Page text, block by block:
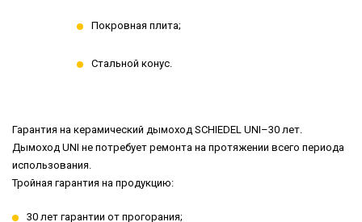
Покровная плита;
Стальной конус.
Гарантия на керамический дымоход SCHIEDEL UNI–30 лет.
Дымоход UNI не потребует ремонта на протяжении всего периода
использования.
Тройная гарантия на продукцию:
30 лет гарантии от прогорания;